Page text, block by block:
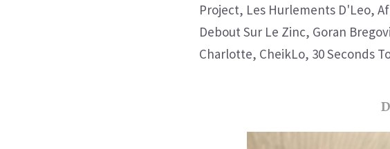
Project, Les Hurlements D'Leo,
Debout Sur Le Zinc, Goran
Charlotte, CheikLo, 30 Seconds